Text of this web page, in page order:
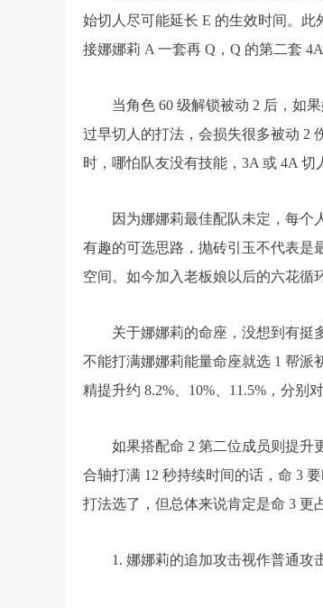
始切人尽可能延长 E 的生效时间。此
接娜娜莉 A 一套再 Q，Q 的第二套
当角色 60 级解锁被动 2 后，如
过早切人的打法，会损失很多被动 2
时，哪怕队友没有技能，3A 或 4A 切
因为娜娜莉最佳配队未定，每个
有趣的可选思路，抛砖引玉不代表是
空间。如今加入老板娘以后的六花循
关于娜娜莉的命座，没想到有挺
不能打满娜娜莉能量命座就选 1 帮派
精提升约 8.2%、10%、11.5%，分别
如果搭配命 2 第二位成员则提升
合轴打满 12 秒持续时间的话，命 3
打法选了，但总体来说肯定是命 3 更
1. 娜娜莉的追加攻击视作普通攻